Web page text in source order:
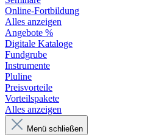
Online-Fortbildung
Alles anzeigen
Angebote %
Digitale Kataloge
Fundgrube
Instrumente
Pluline
Preisvorteile
Vorteilspakete
Alles anzeigen
Menü schließen